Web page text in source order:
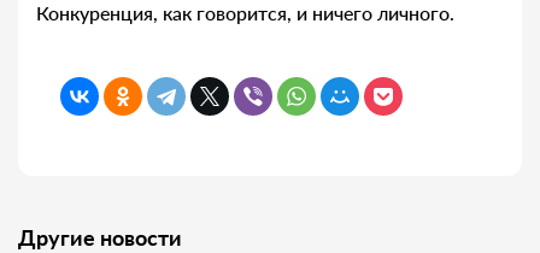
Конкуренция, как говорится, и ничего личного.
Другие новости